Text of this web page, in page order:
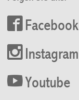
Facebook
Instagram
Youtube